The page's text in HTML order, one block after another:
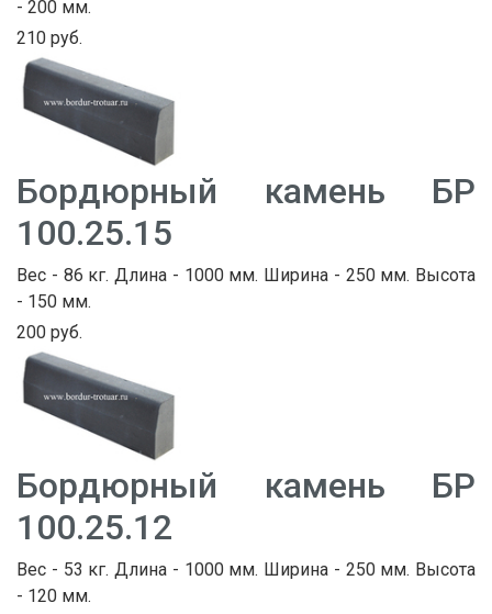
- 200 мм.
210 руб.
Бордюрный камень БР
100.25.15
Вес - 86 кг. Длина - 1000 мм. Ширина - 250 мм. Высота
- 150 мм.
200 руб.
Бордюрный камень БР
100.25.12
Вес - 53 кг. Длина - 1000 мм. Ширина - 250 мм. Высота
- 120 мм.